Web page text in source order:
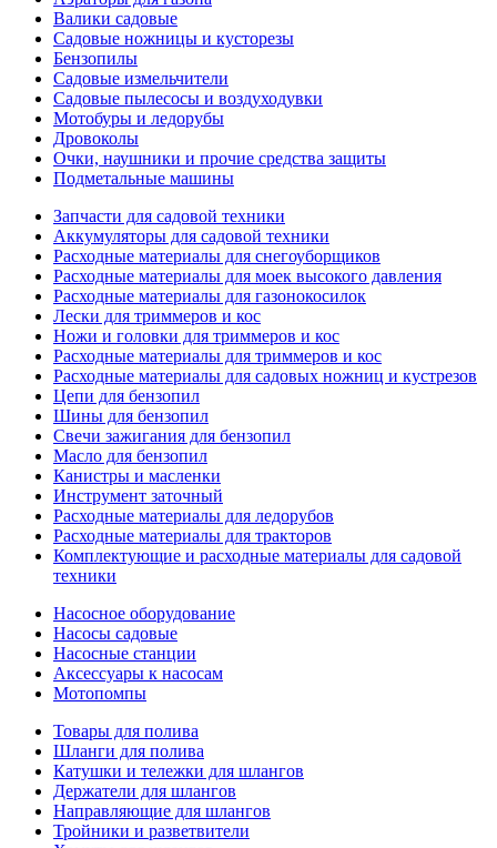
Валики садовые
Садовые ножницы и кусторезы
Бензопилы
Садовые измельчители
Садовые пылесосы и воздуходувки
Мотобуры и ледорубы
Дровоколы
Очки, наушники и прочие средства защиты
Подметальные машины
Запчасти для садовой техники
Аккумуляторы для садовой техники
Расходные материалы для снегоуборщиков
Расходные материалы для моек высокого давления
Расходные материалы для газонокосилок
Лески для триммеров и кос
Ножи и головки для триммеров и кос
Расходные материалы для триммеров и кос
Расходные материалы для садовых ножниц и кустрезов
Цепи для бензопил
Шины для бензопил
Свечи зажигания для бензопил
Масло для бензопил
Канистры и масленки
Инструмент заточный
Расходные материалы для ледорубов
Расходные материалы для тракторов
Комплектующие и расходные материалы для садовой
техники
Насосное оборудование
Насосы садовые
Насосные станции
Аксессуары к насосам
Мотопомпы
Товары для полива
Шланги для полива
Катушки и тележки для шлангов
Держатели для шлангов
Направляющие для шлангов
Тройники и разветвители